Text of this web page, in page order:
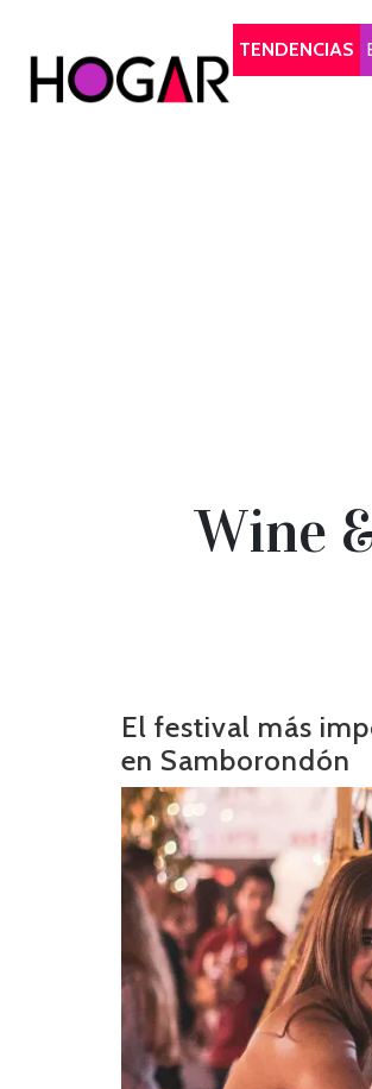
TENDENCIAS
Wine
El festival más
en Samborondón